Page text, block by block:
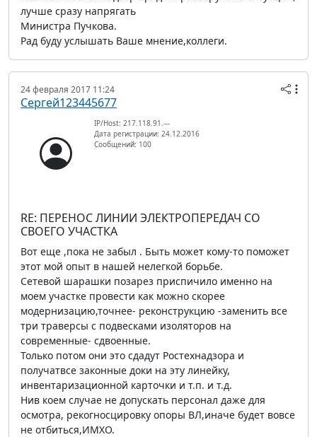
лучше сразу напрягать
Министра Пучкова.
Рад буду услышать Ваше мнение,коллеги.
24 февраля 2017 11:24
Сергей123445677
IP/Host: 217.118.91.---
Дата регистрации: 24.12.2016
Сообщений: 100
RE: ПЕРЕНОС ЛИНИИ ЭЛЕКТРОПЕРЕДАЧ СО
СВОЕГО УЧАСТКА
Вот еще ,пока не забыл . Быть может кому-то поможет
этот мой опыт в нашей нелегкой борьбе.
Сетевой шарашки позарез приспичило именно на
моем участке провести как можно скорее
модернизацию,точнее- реконструкцию -заменить все
три траверсы с подвесками изоляторов на
современные- сдвоенные.
Только потом они это сдадут Ростехнадзора и
получатвсе законные доки на эту линейку,
инвентаризационной карточки и т.п. и т.д.
Нив коем случае не допускать персонал даже для
осмотра, рекогносцировку опоры ВЛ,иначе будет вовсе
не отбиться,ИМХО.